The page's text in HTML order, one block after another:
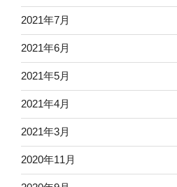
2021年7月
2021年6月
2021年5月
2021年4月
2021年3月
2020年11月